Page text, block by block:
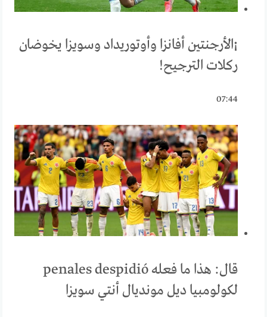
¡الأرجنتين أفانزا وأوتوريداد وسويزا يخوضان
ركلات الترجيح!
07:44
قال: هذا ما فعله penales despidió
لكولومبيا ديل مونديال أنتي سويزا